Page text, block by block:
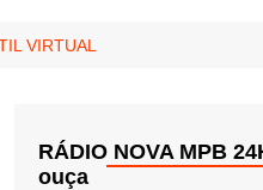
VIRTUAL
RÁDIO NOVA MPB
ouça